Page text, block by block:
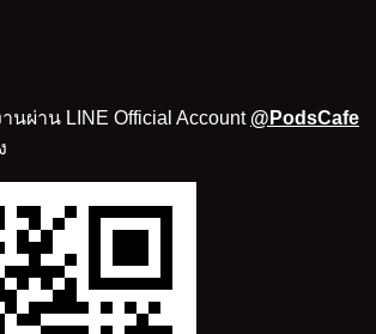
ผ่าน LINE Official Account @PodsCafe